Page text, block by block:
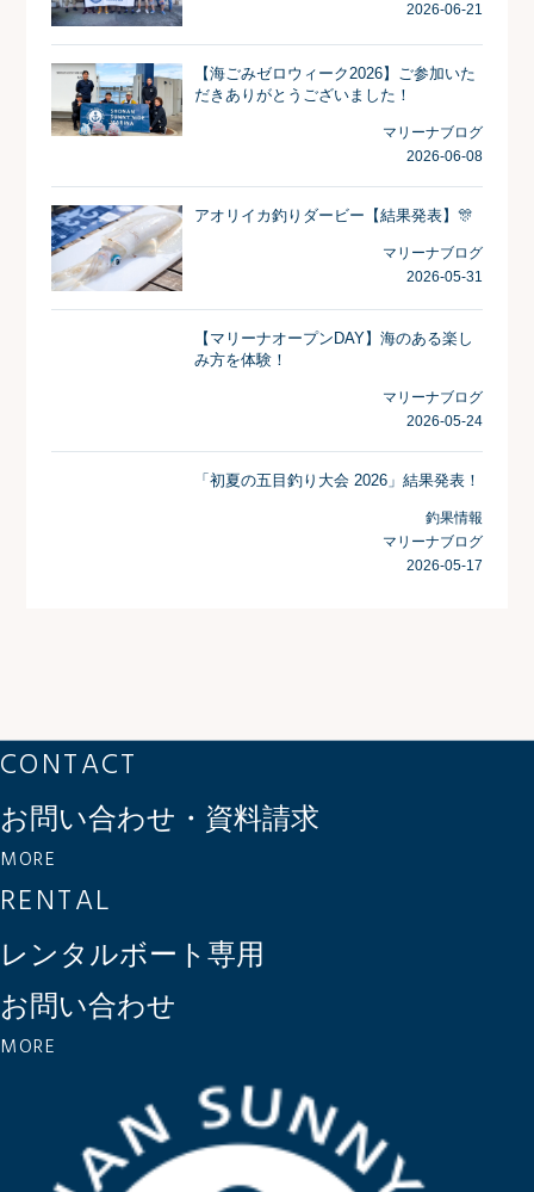
2026-06-21
【海ごみゼロウィーク2026】ご参加いた
だきありがとうございました！
マリーナブログ
2026-06-08
アオリイカ釣りダービー【結果発表】🎊
マリーナブログ
2026-05-31
【マリーナオープンDAY】海のある楽し
み方を体験！
マリーナブログ
2026-05-24
「初夏の五目釣り大会 2026」結果発表！
釣果情報
マリーナブログ
2026-05-17
CONTACT
お問い合わせ・資料請求
MORE
RENTAL
レンタルボート専用
お問い合わせ
MORE